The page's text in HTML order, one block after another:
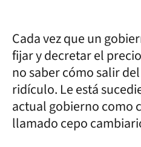
Cada vez que un
fijar y decretar el
no saber cómo salir
ridículo. Le está
actual gobierno como
llamado cepo